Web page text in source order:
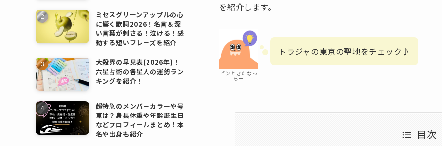
を紹介します。
ピンときたなっ
ちー
トラジャの東京の聖地をチェック♪
目次
ミセスグリーンアップルの心
に響く歌詞2026！名言＆深
い言葉が刺さる！泣ける！感
動する短いフレーズを紹介
大殺界の早見表(2026年)！
六星占術の各星人の運勢ラン
キングを紹介！
超特急のメンバーカラーや号
車は？身長体重や年齢誕生日
などプロフィールまとめ！本
名や出身も紹介